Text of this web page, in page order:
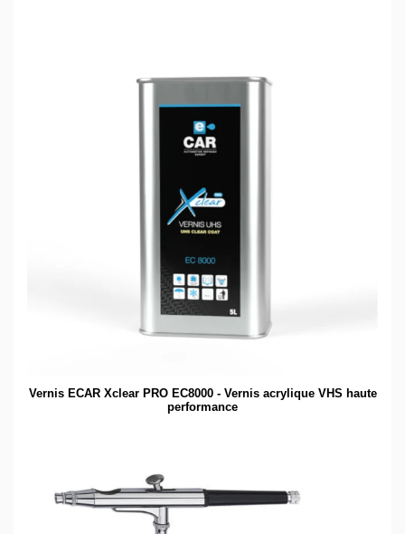
Vernis ECAR Xclear PRO EC8000 - Vernis acrylique VHS haute
performance